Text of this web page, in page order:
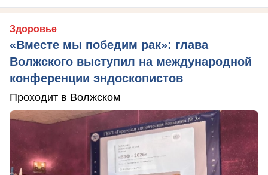
Здоровье
«Вместе мы победим рак»: глава
Волжского выступил на международной
конференции эндоскопистов
Проходит в Волжском